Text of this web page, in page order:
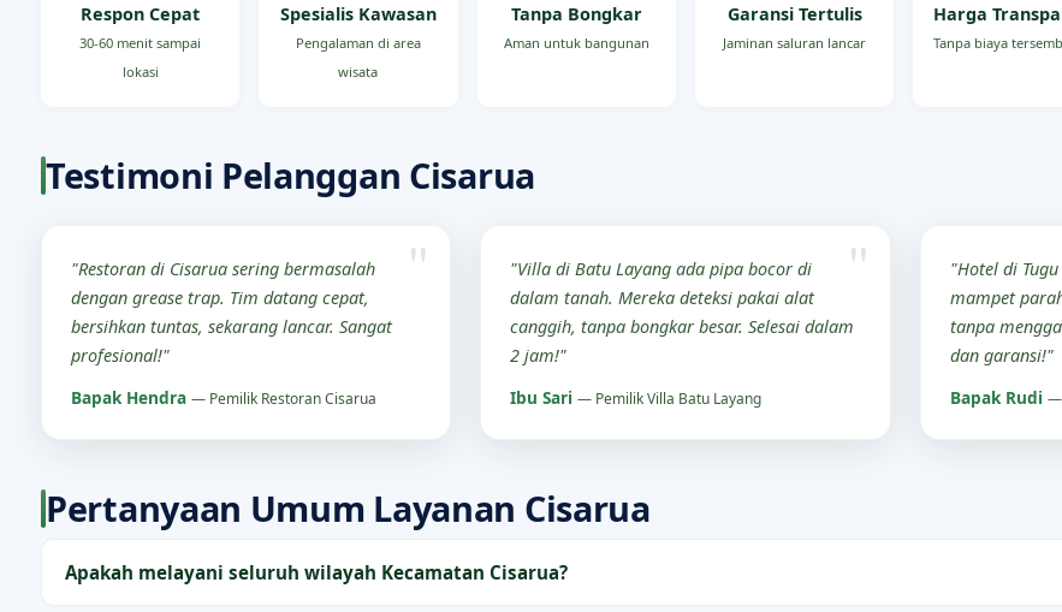
Respon Cepat
30-60 menit sampai
lokasi
Spesialis Kawasan
Pengalaman di area
wisata
Tanpa Bongkar
Aman untuk bangunan
Garansi Tertulis
Jaminan saluran lancar
Harga
Tanpa biaya
Testimoni Pelanggan Cisarua
"Restoran di Cisarua sering bermasalah
dengan grease trap. Tim datang cepat,
bersihkan tuntas, sekarang lancar. Sangat
profesional!"
Bapak Hendra — Pemilik Restoran Cisarua
"Villa di Batu Layang ada pipa bocor di
dalam tanah. Mereka deteksi pakai alat
canggih, tanpa bongkar besar. Selesai dalam
2 jam!"
Ibu Sari— Pemilik Villa Batu Layang
"Hotel di
mampet
tanpa
dan garansi!"
Bapak Rudi —
Pertanyaan Umum Layanan Cisarua
Apakah melayani seluruh wilayah Kecamatan Cisarua?